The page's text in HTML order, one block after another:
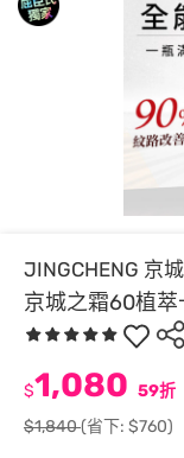
JINGCHENG 京
京城之霜60植
$1,080 59折
$1,840(省下: $760)